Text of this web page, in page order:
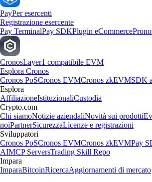
PayPer esercenti
Registrazione esercente
Pay TerminalPay SDKPlugin eCommerce
CronosLayer1 compatibile EVM
Esplora Cronos
Cronos PoSCronos EVMCronos zkEVMSDK
Esplora
AffiliazioneIstituzionaliCustodia
Crypto.com
Chi siamoNotizie aziendaliNovità sui prodotti
noiPartnerSicurezzaLicenze e registrazioni
Sviluppatori
Cronos PoSCronos EVMCronos zkEVMPay
AIMCP ServersTrading Skill Repo
Impara
ImparaBitcoinRicercaAggiornamenti di mercato